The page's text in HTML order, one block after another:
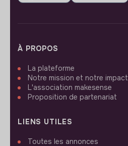
À PROPOS
La plateforme
Notre mission et notre impact
L'association makesense
Proposition de partenariat
LIENS UTILES
Toutes les annonces